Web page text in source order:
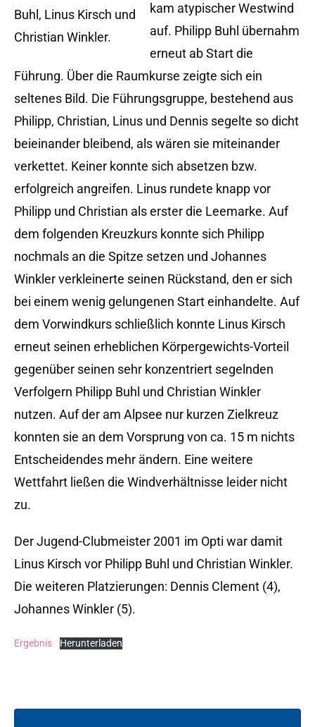
Buhl, Linus Kirsch und
Christian Winkler.
kam atypischer Westwind
auf. Philipp Buhl übernahm
erneut ab Start die
Führung. Über die Raumkurse zeigte sich ein
seltenes Bild. Die Führungsgruppe, bestehend aus
Philipp, Christian, Linus und Dennis segelte so dicht
beieinander bleibend, als wären sie miteinander
verkettet. Keiner konnte sich absetzen bzw.
erfolgreich angreifen. Linus rundete knapp vor
Philipp und Christian als erster die Leemarke. Auf
dem folgenden Kreuzkurs konnte sich Philipp
nochmals an die Spitze setzen und Johannes
Winkler verkleinerte seinen Rückstand, den er sich
bei einem wenig gelungenen Start einhandelte. Auf
dem Vorwindkurs schließlich konnte Linus Kirsch
erneut seinen erheblichen Körpergewichts-Vorteil
gegenüber seinen sehr konzentriert segelnden
Verfolgern Philipp Buhl und Christian Winkler
nutzen. Auf der am Alpsee nur kurzen Zielkreuz
konnten sie an dem Vorsprung von ca. 15 m nichts
Entscheidendes mehr ändern. Eine weitere
Wettfahrt ließen die Windverhältnisse leider nicht
zu.
Der Jugend-Clubmeister 2001 im Opti war damit
Linus Kirsch vor Philipp Buhl und Christian Winkler.
Die weiteren Platzierungen: Dennis Clement (4),
Johannes Winkler (5).
Ergebnis Herunterladen